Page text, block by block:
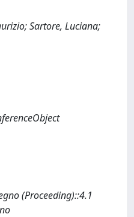
Sartore, Luciana;
(Proceeding)::4.1